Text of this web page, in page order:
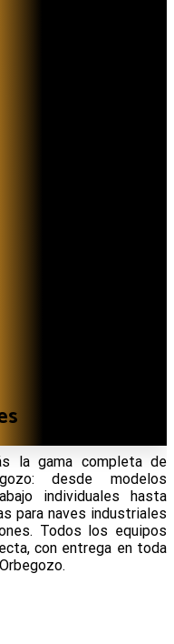
la gama completa de
desde modelos
individuales hasta
para naves industriales
Todos los equipos
con entrega en toda